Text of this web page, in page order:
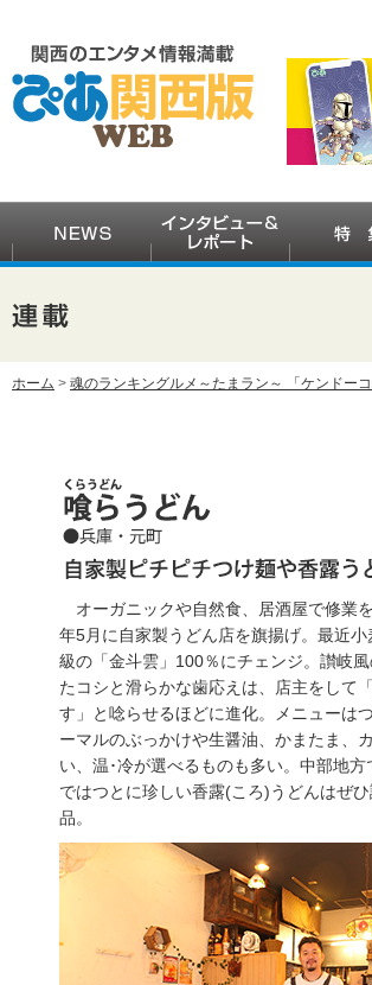
ホーム > 魂のランキングルメ～たまラン～ 「ケンドー
オーガニックや自然食、居酒屋で修業
年5月に自家製うどん店を旗揚げ。最近
級の「金斗雲」100％にチェンジ。讃岐
たコシと滑らかな歯応えは、店主をして
す」と唸らせるほどに進化。メニューは
ーマルのぶっかけや生醤油、かまたま、
い、温･冷が選べるものも多い。中部地
ではつとに珍しい香露(ころ)うどんはぜ
品。